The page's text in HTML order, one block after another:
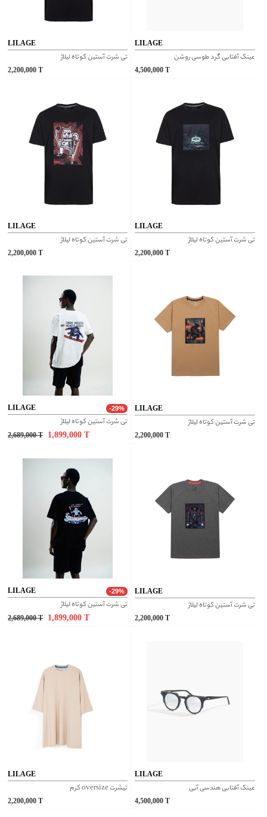
LILAGE
تی شرت آستین کوتاه لیلاژ
2,200,000
LILAGE
عینک آفتابی گرد طوسی روشن
4,500,000
LILAGE
تی شرت آستین کوتاه لیلاژ
2,200,000
LILAGE
تی شرت آستین کوتاه لیلاژ
2,200,000
LILAGE -29%
تی شرت آستین کوتاه لیلاژ
2,689,000 T 1,899,000
LILAGE
تی شرت آستین کوتاه لیلاژ
2,200,000
LILAGE -29%
تی شرت آستین کوتاه لیلاژ
2,689,000 T 1,899,000
LILAGE
تی شرت آستین کوتاه لیلاژ
2,200,000
LILAGE
تیشرت oversize کرم
2,200,000
LILAGE
عینک آفتابی هندسی آبی
4,500,000